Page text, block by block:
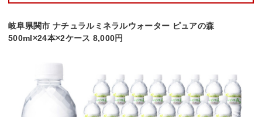
岐阜県関市 ナチュラルミネラルウォーター ピュアの森
500ml×24本×2ケース 8,000円